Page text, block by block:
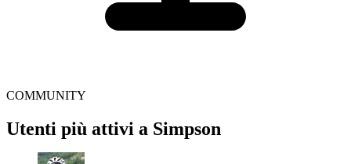
COMMUNITY
Utenti più attivi a Simpson